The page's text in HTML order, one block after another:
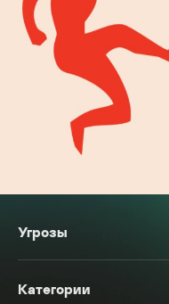
Угрозы
Категории